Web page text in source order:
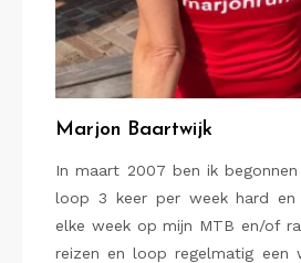
Marjon Baartwijk
In maart 2007 ben ik
loop 3 keer per week hard
elke week op mijn MTB en/of
reizen en loop regelmatig een